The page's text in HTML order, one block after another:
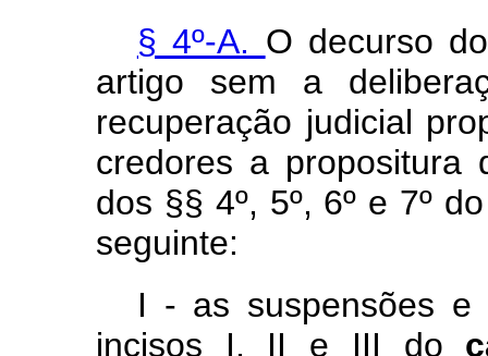
§ 4º-A. O decurso
artigo sem a
recuperação judicial
credores a propositura
dos §§ 4º, 5º, 6º e 7º
seguinte:
I - as suspensões
incisos I, II e III do